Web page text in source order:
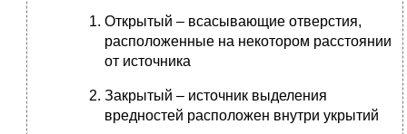
Открытый – всасывающие отверстия,
расположенные на некотором расстоянии
от источника
Закрытый – источник выделения
вредностей расположен внутри укрытий